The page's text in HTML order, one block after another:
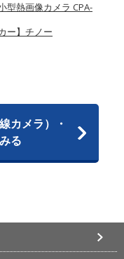
型熱画像カメラ CPA-
ー】チノー
カメラ）・
る